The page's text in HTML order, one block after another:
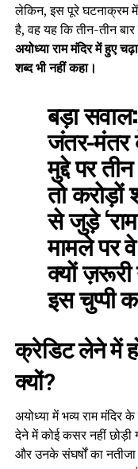
लेकिन, इस पूरे घटनाक्रम में
है, वह यह कि तीन-तीन
अयोध्या राम मंदिर में हुए
शब्द भी नहीं कहा।
बड़ा सवाल:
जंतर-मंतर
मुद्दे पर
तो
से जुड़े
मामले पर
क्यों
इस चुप्पी
क्रेडिट लेने में
क्यों?
अयोध्या में भव्य राम मंदिर
देने में कोई कसर नहीं छोड़ी
और उनके संघर्षों का